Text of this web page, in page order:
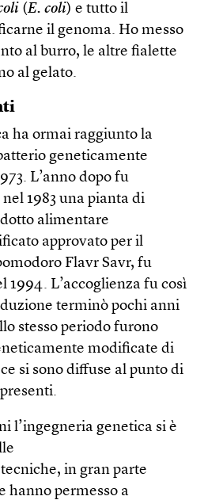
(E. coli) e tutto il
il genoma. Ho messo
al burro, le altre fialette
al gelato.
ha ormai raggiunto la
geneticamente
L’anno dopo fu
1983 una pianta di
alimentare
approvato per il
Flavr Savr, fu
1994. L’accoglienza fu così
terminò pochi anni
stesso periodo furono
modificate di
si sono diffuse al punto di
l’ingegneria genetica si è
in gran parte
hanno permesso a